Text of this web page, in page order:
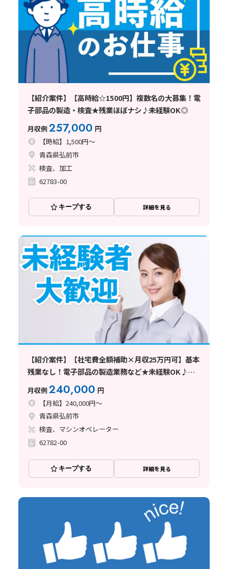
【紹介案件】【高時給☆1500円】複数名の大募集！電
子部品の製造・検査★残業ほぼナシ♪未経験OK◎
月収例257,000 円
【時給】1,500円～
青森県弘前市
検査、加工
62783-00
キープする 詳細を見る
【紹介案件】【社宅費全額補助×月収25万円可】基本
残業なし！電子部品の製造業務など★未経験OK♪車
月収例240,000 円
【月給】240,000円～
青森県弘前市
検査、マシンオペレーター
62782-00
キープする 詳細を見る